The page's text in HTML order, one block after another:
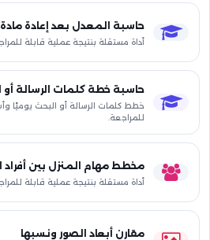
حاسبة المعدل بعد إعادة مادة
أداة مستقلة بنتيجة عملية قابلة
حاسبة خطة كلمات الرسالة أو
خطط كلمات الرسالة أو البحث يوميًا
للمراجعة.
مخطط مهام المنزل بين أفراد
أداة مستقلة بنتيجة عملية قابلة
مقارن أبعاد الصور ونسبها